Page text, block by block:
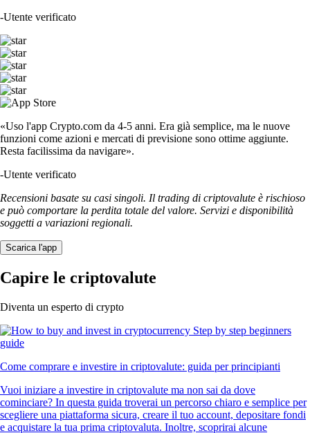
-Utente verificato
«Uso l'app Crypto.com da 4-5 anni. Era già semplice, ma le nuove
funzioni come azioni e mercati di previsione sono ottime aggiunte.
Resta facilissima da navigare».
-Utente verificato
Recensioni basate su casi singoli. Il trading di criptovalute è rischioso
e può comportare la perdita totale del valore. Servizi e disponibilità
soggetti a variazioni regionali.
Scarica l'app
Capire le criptovalute
Diventa un esperto di crypto
Come comprare e investire in criptovalute: guida per principianti
Vuoi iniziare a investire in criptovalute ma non sai da dove
cominciare? In questa guida troverai un percorso chiaro e semplice per
scegliere una piattaforma sicura, creare il tuo account, depositare fondi
e acquistare la tua prima criptovaluta. Inoltre, scoprirai alcune